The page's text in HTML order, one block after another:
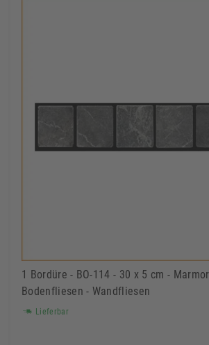
1 Bordüre - BO-114 - 30 x 5 cm -
Bodenfliesen - Wandfliesen
Lieferbar